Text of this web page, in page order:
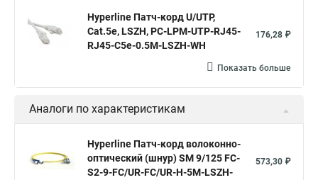
Hyperline Патч-корд U/UTP,
Cat.5e, LSZH, PC-LPM-UTP-RJ45-
RJ45-C5e-0.5M-LSZH-WH
176,28 ₽
Показать больше
Аналоги по характеристикам
Hyperline Патч-корд волоконно-
оптический (шнур) SM 9/125 FC-
S2-9-FC/UR-FC/UR-H-5M-LSZH-
573,30 ₽